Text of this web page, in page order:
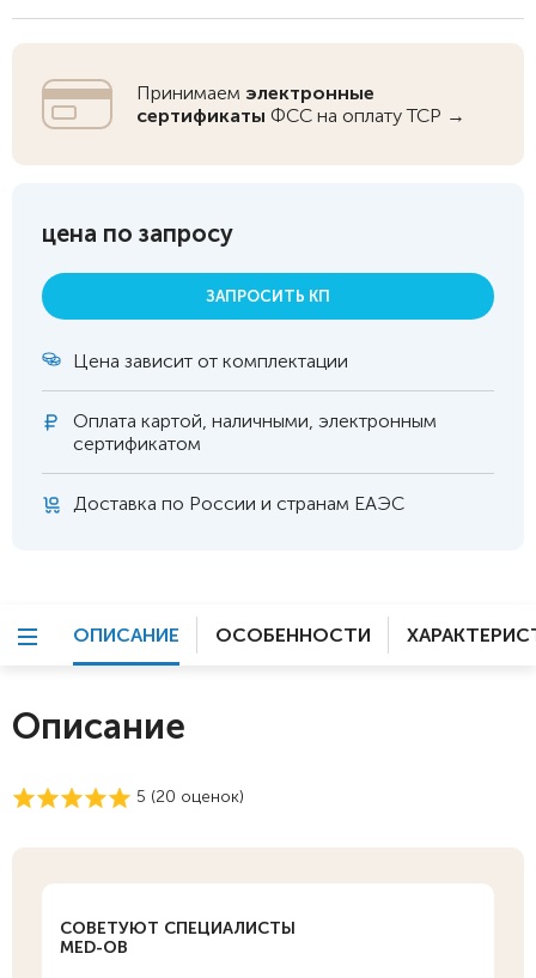
Принимаем электронные
сертификаты ФСС на оплату ТСР →
цена по запросу
ЗАПРОСИТЬ КП
Цена зависит от комплектации
Оплата картой, наличными, электронным
сертификатом
Доставка по России и странам ЕАЭС
ОПИСАНИЕ ОСОБЕННОСТИ
Описание
5 (20 оценок)
СОВЕТУЮТ СПЕЦИАЛИСТЫ
MED-OB